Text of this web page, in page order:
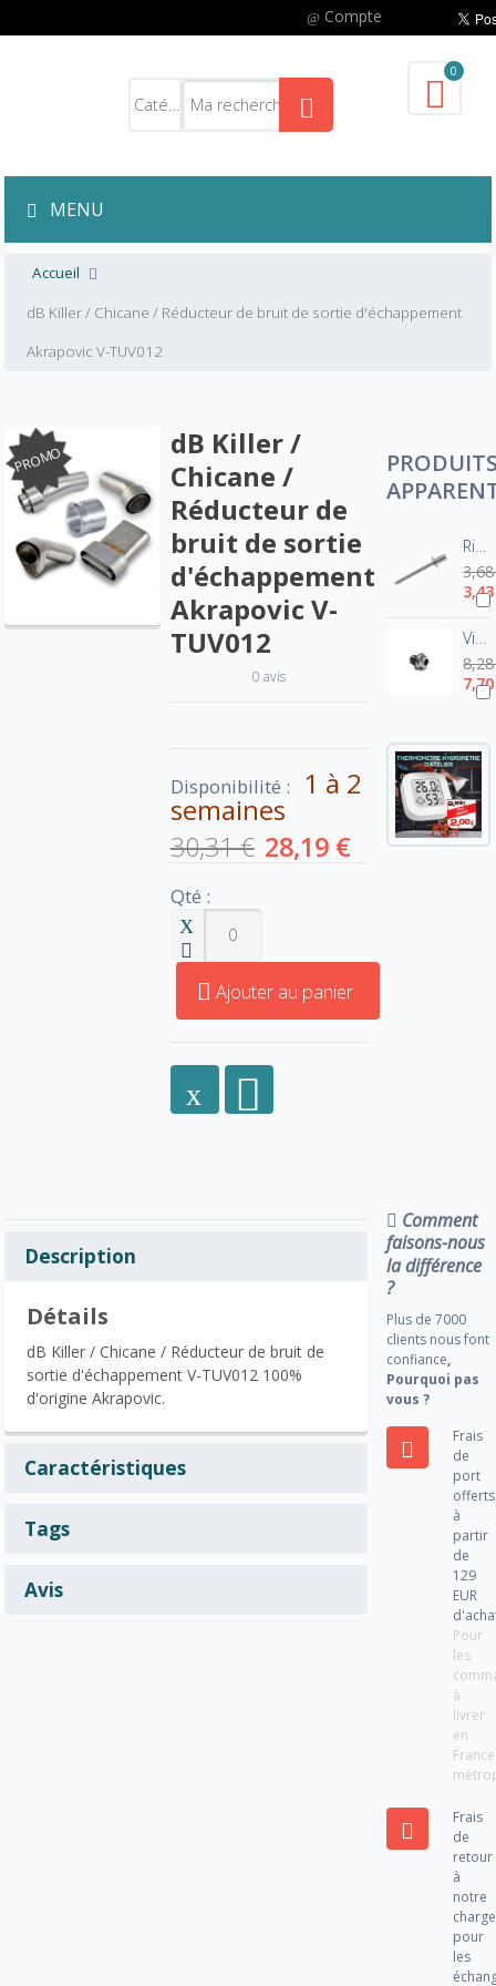
Compte
0
MENU
Accueil
dB Killer / Chicane / Réducteur de bruit de sortie d'échappement
Akrapovic V-TUV012
PROMO
dB Killer /
Chicane /
Réducteur de
bruit de sortie
d'échappement
Akrapovic V-
TUV012
0 avis
Disponibilité : 1 à 2
semaines
30,31 € 28,19 €
Qté :
Ajouter au panier
Rivet pot Akrapovic-Inox P-BR1
Vis de fixation pour chicane Akrapovic - tête hexagonale
Description
Détails
dB Killer / Chicane / Réducteur de bruit de
sortie d'échappement V-TUV012 100%
d'origine Akrapovic.
Caractéristiques
Tags
Avis
Comment
faisons-nous
la différence
?
Plus de 7000
clients nous font
confiance,
Pourquoi pas
vous ?
Frais
de
port
offerts
à
partir
de
129
EUR
Pour
les
à
livrer
en
France
Frais
de
retour
à
notre
charge
pour
les